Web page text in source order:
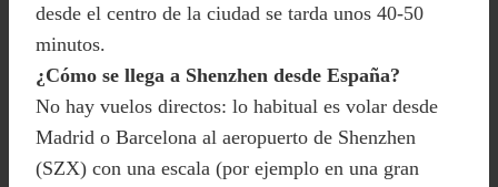
desde el centro de la ciudad se tarda unos 40-50
minutos.
¿Cómo se llega a Shenzhen desde España?
No hay vuelos directos: lo habitual es volar desde
Madrid o Barcelona al aeropuerto de Shenzhen
(SZX) con una escala (por ejemplo en una gran